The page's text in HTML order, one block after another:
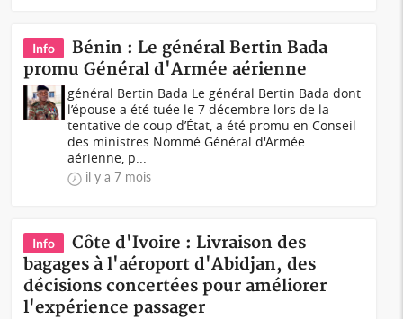
Info
Bénin : Le général Bertin Bada
promu Général d'Armée aérienne
général Bertin Bada Le général Bertin Bada dont
l’épouse a été tuée le 7 décembre lors de la
tentative de coup d’État, a été promu en Conseil
des ministres.Nommé Général d'Armée
aérienne, p...
il y a 7 mois
Info
Côte d'Ivoire : Livraison des
bagages à l'aéroport d'Abidjan, des
décisions concertées pour améliorer
l'expérience passager